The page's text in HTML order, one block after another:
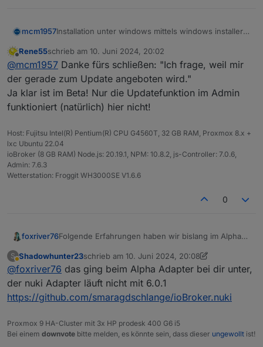
mcm1957Installation unter windows mittels windows installer
Downgrade auf 5.0.19 OK
Upgrade auf 6.0.1 OK
Hinweis: Der Windows installer wählt die jeweilige
js-controller Installation je nach eingestelltem
repository. Für die INstallation von 6.0.1 ist als das
LATEST repository einzustellen.
@Gaspode
Kannst du bitte bestätigen / wiedersprechen ob der
offizielle Installer auf der Webseite die stable/latest
Auswahl auch hat?
Offline
Rene55schrieb am 10. Juni 2024, 20:02
zuletzt editiert von
@mcm1957 Danke fürs schließen: "Ich frage, weil mir
der gerade zum Update angeboten wird."
Ja klar ist im Beta! Nur die Updatefunktion im Admin
funktioniert (natürlich) hier nicht!
Host: Fujitsu Intel(R) Pentium(R) CPU G4560T, 32 GB RAM, Proxmox 8.x +
lxc Ubuntu 22.04
ioBroker (8 GB RAM) Node.js: 20.19.1, NPM: 10.8.2, js-Controller: 7.0.6,
Admin: 7.6.3
Wetterstation: Froggit WH3000SE V1.6.6
0
foxriver76Folgende Erfahrungen haben wir bislang im Alpha
Falls einer der folgenden Adapter im Einsatz ist
muss er mindestens die folgende Version haben:
rest-apimindestens 2.0.1
simple-api mindestens 2.8.0
telegrammindestens 3.3.0
samsung
mindestens 0.6.0
heating-controlmindestens 2.12.6
rainbird mindestens 1.0.1
nuki noch nicht gefixt
Wenn javascript mit zusätzlichen NPM Modulen
genutzt wird, sollte mindestens Version >8.6.0
genutzt werden.
S
Abwesend
Shadowhunter23schrieb am 10. Juni 2024, 20:08
zuletzt editiert von Shadowhunter23
@foxriver76 das ging beim Alpha Adapter bei dir unter,
der nuki Adapter läuft nicht mit 6.0.1
https://github.com/smaragdschlange/ioBroker.nuki
Proxmox 9 HA-Cluster mit 3x HP prodesk 400 G6 i5
Bei einem downvote bitte melden, es könnte sein, dass dieser ungewollt ist!